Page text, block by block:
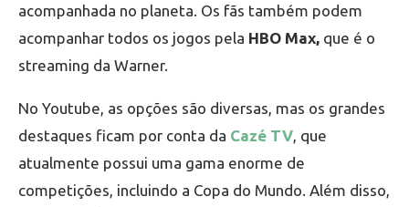
acompanhada no planeta. Os fãs também podem
acompanhar todos os jogos pela HBO Max, que é o
streaming da Warner.
No Youtube, as opções são diversas, mas os grandes
destaques ficam por conta da Cazé TV , que
atualmente possui uma gama enorme de
competições, incluindo a Copa do Mundo. Além disso,